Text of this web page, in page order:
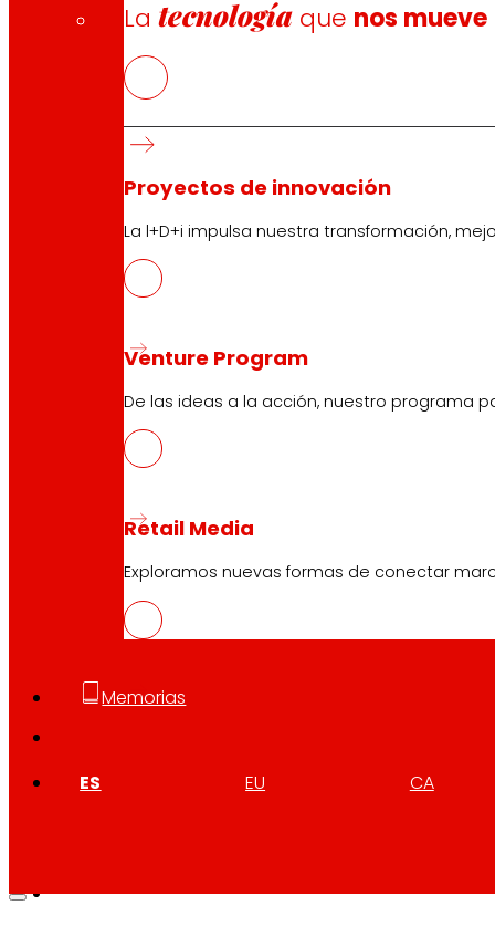
Latecnología que nos mueve
Proyectos de innovación
La l+D+i impulsa nuestra transformación,
Venture Program
De las ideas a la acción, nuestro programa
Retail Media
Exploramos nuevas formas de conectar
Memorias
ES EU CA